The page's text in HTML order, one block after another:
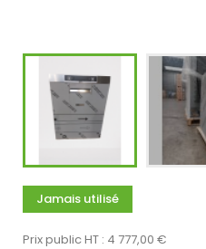
Jamais utilisé
Prix public HT : 4 777,00 €